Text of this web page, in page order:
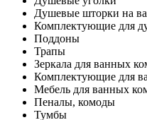
Душевые шторки на
Комплектующие для
Поддоны
Трапы
Зеркала для ванных
Комплектующие для
Мебель для ванных
Пеналы, комоды
Тумбы